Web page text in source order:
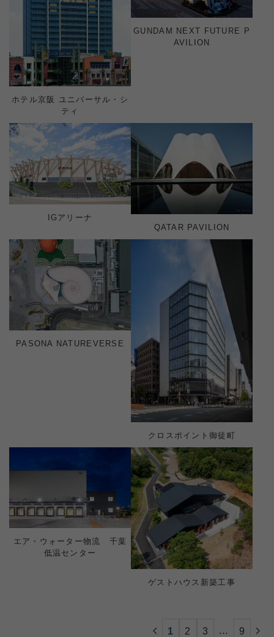
ホテル京阪 ユニバーサル・シ
ティ
GUNDAM NEXT FUTURE P
AVILION
IGアリーナ
QATAR PAVILION
PASONA NATUREVERSE
クロスポイント御徒町
エア・ウォーター物流 千葉
低温センター
ゲストハウス新築工事​
1 2 3 ... 9